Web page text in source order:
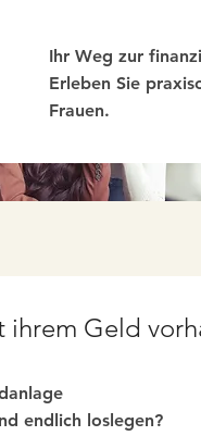
Ihr Weg zur
Erleben Sie
Frauen.
ihrem Geld
endlich loslegen?